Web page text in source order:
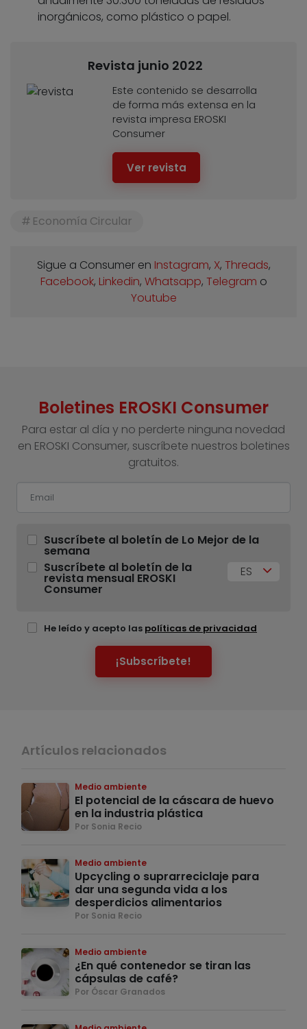
inorgánicos, como plástico o papel.
Revista junio 2022
Este contenido se desarrolla
de forma más extensa en la
revista impresa EROSKI
Consumer
Ver revista
Economía Circular
Sigue a Consumer en Instagram, X, Threads,
Facebook, Linkedin, Whatsapp, Telegram o
Youtube
Boletines EROSKI Consumer
Para estar al día y no perderte ninguna novedad
en EROSKI Consumer, suscríbete nuestros boletines
gratuitos.
Suscríbete al boletín de Lo Mejor de la
semana
Suscríbete al boletín de la
revista mensual EROSKI
Consumer
ES
He leído y acepto las políticas de privacidad
¡Subscríbete!
Artículos relacionados
Medio ambiente
El potencial de la cáscara de huevo
en la industria plástica
Por Sonia Recio
Medio ambiente
Upcycling o suprarreciclaje para
dar una segunda vida a los
desperdicios alimentarios
Por Sonia Recio
Medio ambiente
¿En qué contenedor se tiran las
cápsulas de café?
Por Óscar Granados